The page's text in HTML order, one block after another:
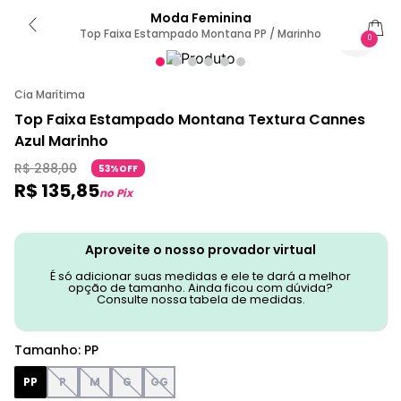
Moda Feminina
Top Faixa Estampado Montana PP / Marinho 0
Cia Marítima
Top Faixa Estampado Montana Textura Cannes
Azul Marinho
R$ 288,00 53%OFF
R$ 135,85no Pix
Aproveite o nosso provador virtual
É só adicionar suas medidas e ele te dará a melhor
opção de tamanho. Ainda ficou com dúvida?
Consulte nossa tabela de medidas.
Tamanho: PP
PP P M G GG